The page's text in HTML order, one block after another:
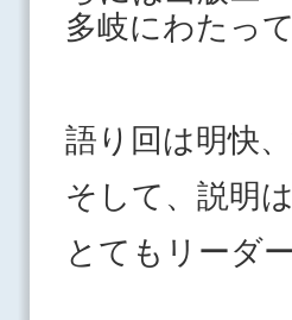
多岐にわたって
語り回は明快
そして、説明
とてもリーダ